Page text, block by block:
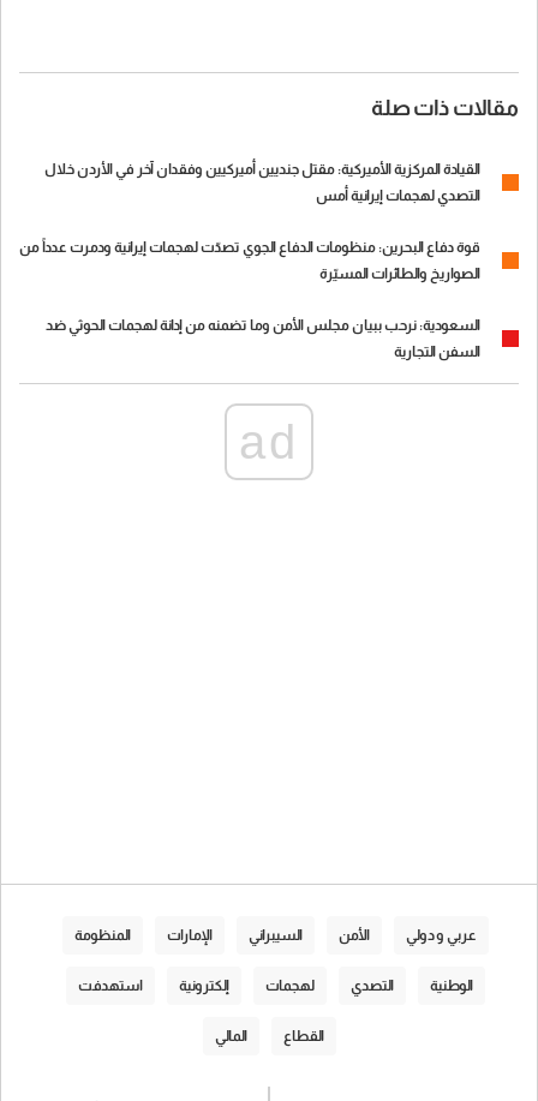
مقالات ذات صلة
القيادة المركزية الأميركية: مقتل جنديين أميركيين وفقدان آخر في الأردن خلال
التصدي لهجمات إيرانية أمس
قوة دفاع البحرين: منظومات الدفاع الجوي تصدّت لهجمات إيرانية ودمرت عدداً من
الصواريخ والطائرات المسيّرة
السعودية: نرحب ببيان مجلس الأمن وما تضمنه من إدانة لهجمات الحوثي ضد
السفن التجارية
ad
عربي و دولي الأمن السيبراني الإمارات المنظومة
الوطنية التصدي لهجمات إلكترونية استهدفت
القطاع المالي